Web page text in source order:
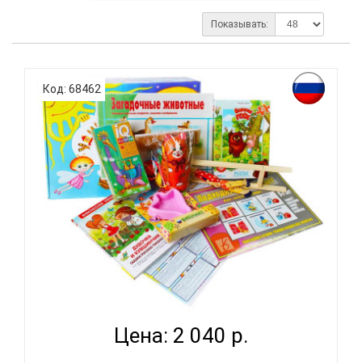
Показывать:
Код: 68462
РАЗВИВАЮЩИЙ НАБОР ДЛЯ ДЕТЕЙ НА ВОЗРАСТ 3
ГОДА 3 МЕ...
Цена: 2 040 р.